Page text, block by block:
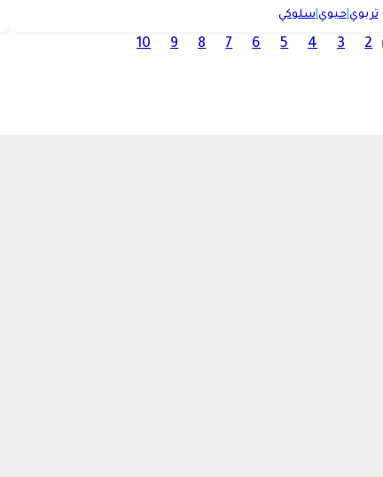
تربوي|حيوي|سلوكي
2
3
4
5
6
7
8
9
10